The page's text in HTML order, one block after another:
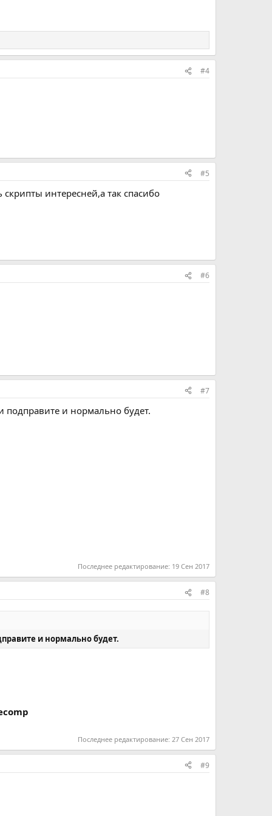
#4
#5
интересней,а так спасибо
#6
#7
подправите и нормально будет.
Последнее редактирование: 19 Сен 2017
#8
и нормально будет.
Последнее редактирование: 27 Сен 2017
#9